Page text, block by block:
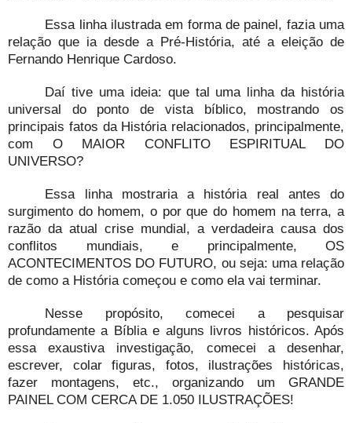
Essa linha ilustrada em forma de painel, fazia uma
relação que ia desde a Pré-História, até a eleição de
Fernando Henrique Cardoso.
Daí tive uma ideia: que tal uma linha da história
universal do ponto de vista bíblico, mostrando os
principais fatos da História relacionados, principalmente,
com O MAIOR CONFLITO ESPIRITUAL DO
UNIVERSO?
Essa linha mostraria a história real antes do
surgimento do homem, o por que do homem na terra, a
razão da atual crise mundial, a verdadeira causa dos
conflitos mundiais, e principalmente, OS
ACONTECIMENTOS DO FUTURO, ou seja: uma relação
de como a História começou e como ela vai terminar.
Nesse propósito, comecei a pesquisar
profundamente a Bíblia e alguns livros históricos. Após
essa exaustiva investigação, comecei a desenhar,
escrever, colar figuras, fotos, ilustrações históricas,
fazer montagens, etc., organizando um GRANDE
PAINEL COM CERCA DE 1.050 ILUSTRAÇÕES!